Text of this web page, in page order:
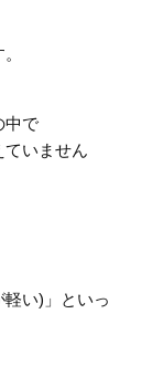
中で
いません
軽い)」といっ